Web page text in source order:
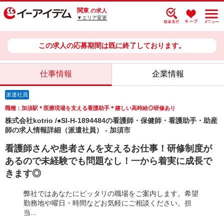
関東 の求人
▼エリア変更
この求人の応募期間は既に終了しております。
仕事情報 企業情報
派遣社員
職種：加須駅＊医療現場を支える看護助手＊嬉しい高時給◎研修あり
株式会社kotrio /●SI-H-1894484の看護師・保健師・看護助手・助産
師の求人情報詳細（派遣社員） - 加須市
看護師さんや患者さんを支えるお仕事！研修制度が
あるので未経験でも問題なし！一から着実に成長で
きます◎
弊社ではあなたにピッタリの職場をご案内します。希望
勤務地や曜日・時間などお気軽にご相談ください。担
当...